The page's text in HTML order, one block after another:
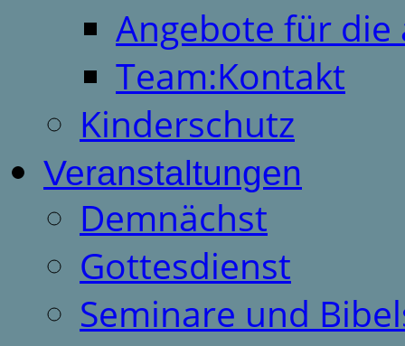
Angebote für
Team:Kontakt
Kinderschutz
Veranstaltungen
Demnächst
Gottesdienst
Seminare und